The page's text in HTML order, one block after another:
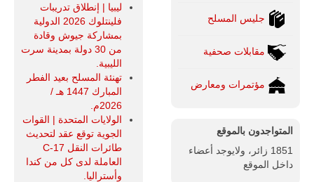
جليس المسلح
مقابلات صحفية
مؤتمرات ومعارض
المتواجدون بالموقع
1851 زائر، ولايوجد أعضاء
داخل الموقع
ليبيا | إنطلاق تدريبات
فلينتلوك 2026 الدولية
بمشاركة جيوش وقادة
من 30 دولة بمدينة سرت
الليبية.
تهنئة المسلح بعيد الفطر
المبارك 1447 هـ /
2026م.
الولايات المتحدة | القوات
الجوية توقع عقد لتحديث
طائرات النقل C-17
العاملة لدى كل من كندا
وأستراليا.